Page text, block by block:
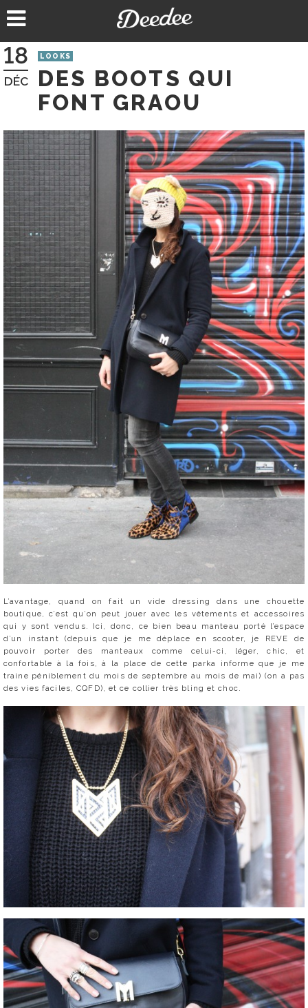
au
18
DÉC
LOOKS
DES BOOTS QUI
FONT GRAOU
L’avantage, quand on fait un vide dressing dans une chouette
boutique, c’est qu’on peut jouer avec les vêtements et accessoires
qui y sont vendus. Ici, donc, ce bien beau manteau porté l’espace
d’un instant (depuis que je me déplace en scooter, je REVE de
pouvoir porter des manteaux comme celui-ci, léger, chic, et
confortable à la fois, à la place de cette parka informe que je me
traine péniblement du mois de septembre au mois de mai) (on a pas
des vies faciles, CQFD), et ce collier très bling et choc.